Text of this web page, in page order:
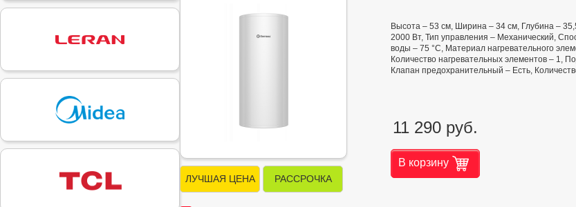
ЛУЧШАЯ ЦЕНА РАССРОЧКА
Высота – 53 см, Ширина – 34 см, Глубина –
2000 Вт, Тип управления – Механический,
воды – 75 °С, Материал нагревательного
Количество нагревательных элементов – 1,
Клапан предохранительный – Есть,
11 290 руб.
В корзину